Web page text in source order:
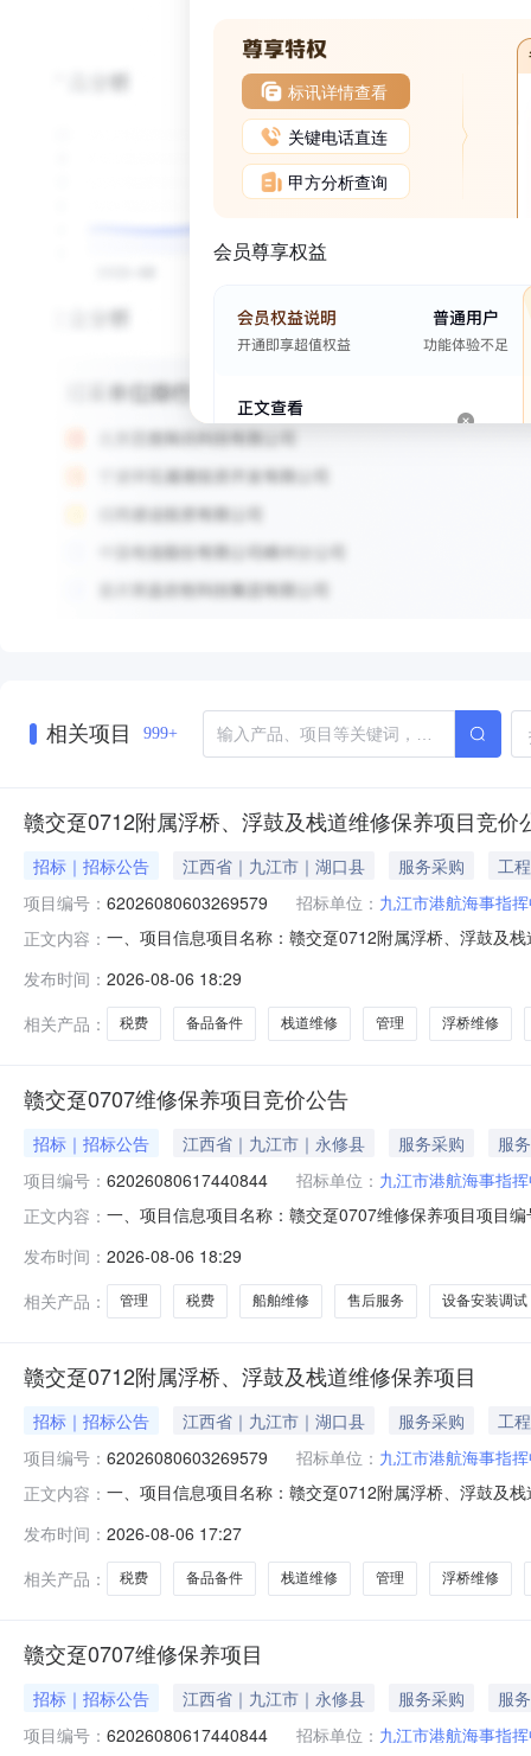
标讯详情查看
关键电话直连
甲方分析查询
会员尊享权益
相关项目 999+
赣交趸0712附属浮桥、浮鼓及栈道维修保养项目竞价
招标｜招标公告 江西省｜九江市｜湖口县 服务采购
工程
项目编号： 62026080603269579 招标单位： 九江市港航海事指
正文内容： 一、项目信息项目名称：赣交趸0712附属浮桥、浮鼓及
买数量控制金额(元)建议品牌海洋服务核心参数要求:商
发布时间： 2026-08-06 18:29
相关产品：
税费 备品备件 栈道维修 管理 浮桥维修
赣交趸0707维修保养项目竞价公告
招标｜招标公告 江西省｜九江市｜永修县 服务采购
服务
项目编号： 62026080617440844 招标单位： 九江市港航海事指
正文内容： 一、项目信息项目名称：赣交趸0707维修保养项目项目
牌海洋服务核心参数要求:商品类目:海洋服务;船舶维修:
发布时间： 2026-08-06 18:29
相关产品：
管理 税费 船舶维修 售后服务 设备安装调试
赣交趸0712附属浮桥、浮鼓及栈道维修保养项目
招标｜招标公告 江西省｜九江市｜湖口县 服务采购
工程
项目编号： 62026080603269579 招标单位： 九江市港航海事指
正文内容： 一、项目信息项目名称：赣交趸0712附属浮桥、浮鼓及
买数量控制金额(元)建议品牌海洋服务核心参数要求:商
发布时间： 2026-08-06 17:27
相关产品：
税费 备品备件 栈道维修 管理 浮桥维修
赣交趸0707维修保养项目
招标｜招标公告 江西省｜九江市｜永修县 服务采购
服务
项目编号： 62026080617440844 招标单位： 九江市港航海事指